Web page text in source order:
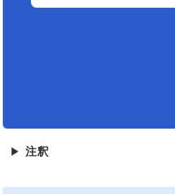
▶ 注釈